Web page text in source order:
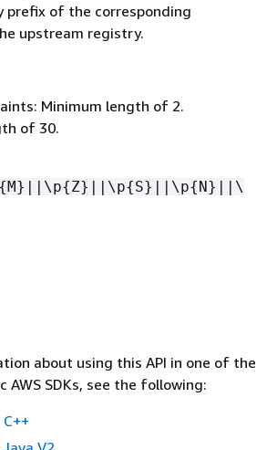
prefix of the corresponding
upstream registry.
Minimum length of 2.
of 30.
{M}||\p{Z}||\p{S}||\p{N}||\
about using this API in one of the
AWS SDKs, see the following: